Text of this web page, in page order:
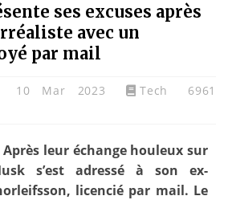
ses excuses après
avec un
par mail
10 Mar 2023 Tech
6961
Après leur échange houleux sur
s’est adressé à son ex-
licencié par mail. Le